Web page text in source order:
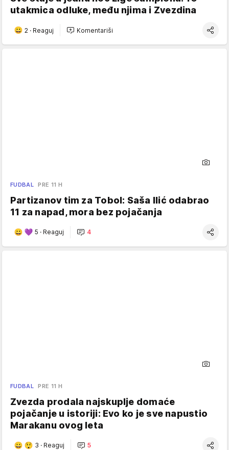
utakmica odluke, među njima i Zvezdina
2 · Reaguj Komentariši
FUDBAL PRE 11 H
Partizanov tim za Tobol: Saša Ilić odabrao
11 za napad, mora bez pojačanja
5 · Reaguj 4
FUDBAL PRE 11 H
Zvezda prodala najskuplje domaće
pojačanje u istoriji: Evo ko je sve napustio
Marakanu ovog leta
3 · Reaguj 5